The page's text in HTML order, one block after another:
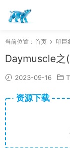
当前位置： 首页 印巨
Daymuscle之
2023-09-16
资源下载